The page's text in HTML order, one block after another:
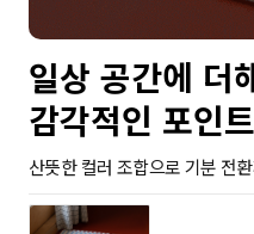
일상 공간에 더
감각적인 포인트
산뜻한 컬러 조합으로 기분 전